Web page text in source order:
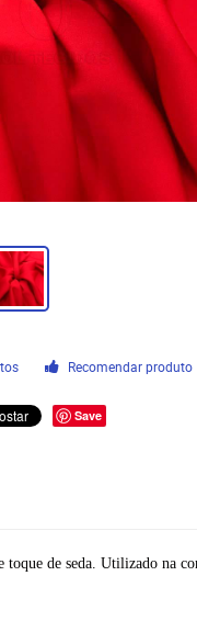
Recomendar produto
Save
de seda. Utilizado na